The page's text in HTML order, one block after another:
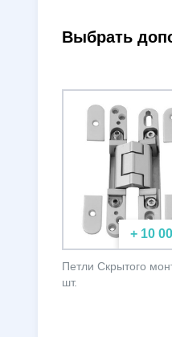
Выбрать
+ 10
Петли Скрытого
шт.